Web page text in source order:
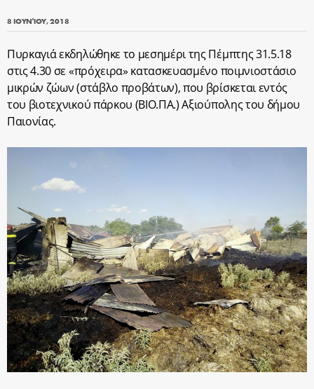
8 ΙΟΥΝΊΟΥ, 2018
Πυρκαγιά εκδηλώθηκε το μεσημέρι της Πέμπτης 31.5.18
στις 4.30 σε «πρόχειρα» κατασκευασμένο ποιμνιοστάσιο
μικρών ζώων (στάβλο προβάτων), που βρίσκεται εντός
του βιοτεχνικού πάρκου (ΒΙΟ.ΠΑ.) Αξιούπολης του δήμου
Παιονίας.